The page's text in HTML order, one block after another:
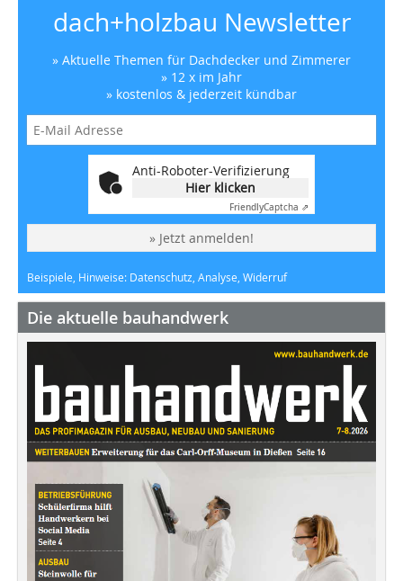
dach+holzbau Newsletter
» Aktuelle Themen für Dachdecker und Zimmerer
» 12 x im Jahr
» kostenlos & jederzeit kündbar
Anti-Roboter-Verifizierung
Hier klicken
FriendlyCaptcha ⇗
» Jetzt anmelden!
Beispiele, Hinweise: Datenschutz, Analyse, Widerruf
Die aktuelle bauhandwerk